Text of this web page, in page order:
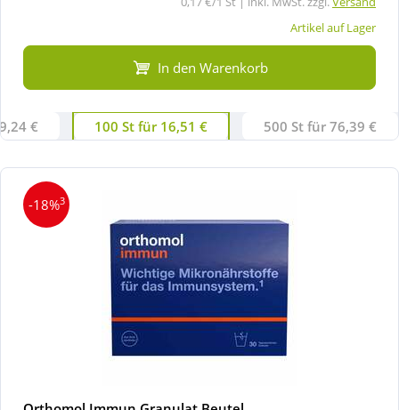
Artikel auf Lager
In den Warenkorb
€ 100 St für 16,51 € 500 St für 76,39 €
-18%3